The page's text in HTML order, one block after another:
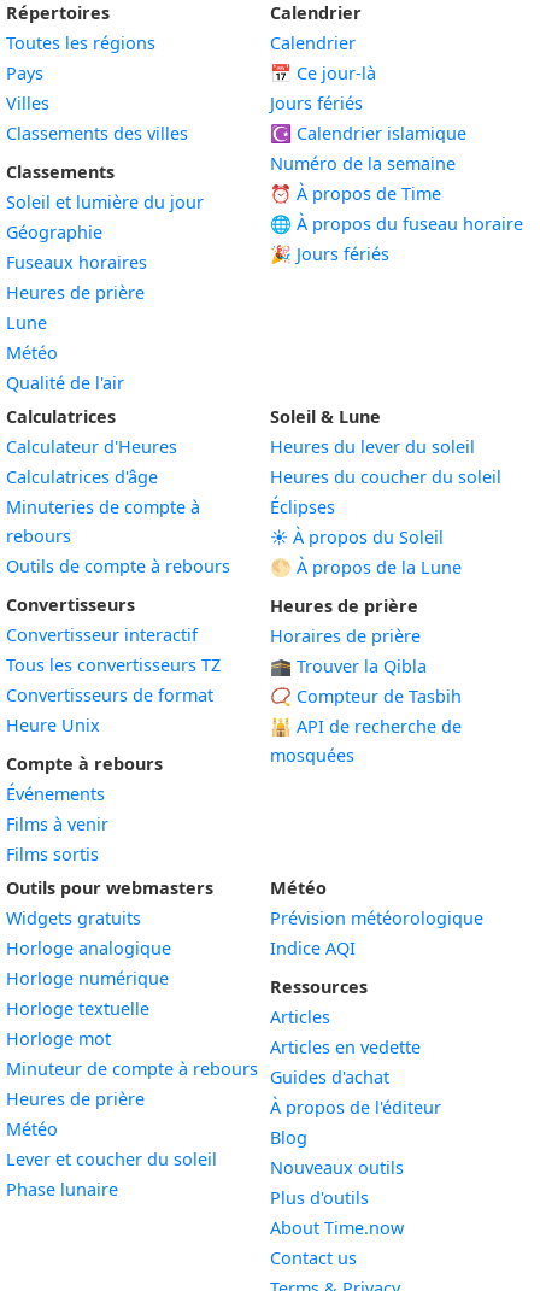
Répertoires
Toutes les régions
Pays
Villes
Classements des villes
Classements
Soleil et lumière du jour
Géographie
Fuseaux horaires
Heures de prière
Lune
Météo
Qualité de l'air
Calendrier
Calendrier
📅 Ce jour-là
Jours fériés
☪️ Calendrier islamique
Numéro de la semaine
⏰ À propos de Time
🌐 À propos du fuseau horaire
🎉 Jours fériés
Calculatrices
Calculateur d'Heures
Calculatrices d'âge
Minuteries de compte à
rebours
Outils de compte à rebours
Convertisseurs
Convertisseur interactif
Tous les convertisseurs TZ
Convertisseurs de format
Heure Unix
Compte à rebours
Événements
Films à venir
Films sortis
Soleil & Lune
Heures du lever du soleil
Heures du coucher du soleil
Éclipses
☀️ À propos du Soleil
🌕 À propos de la Lune
Heures de prière
Horaires de prière
🕋 Trouver la Qibla
📿 Compteur de Tasbih
🕌 API de recherche de
mosquées
Outils pour webmasters
Widgets gratuits
Horloge analogiqueWidget
Horloge numériqueWidget
Horloge textuelleWidget
Horloge motWidget
Minuteur de compte à rebours Widget
Heures de prièreWidget
Météo
Lever et coucher du soleil
Phase lunaireWidget
Météo
Prévision météorologique
Indice AQI
Ressources
Articles
Articles en vedette
Guides d'achat
À propos de l'éditeur
Blog
Nouveaux outils
Plus d'outils
About Time.now
Contact us